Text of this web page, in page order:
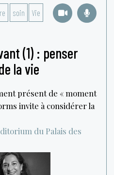
soin Vie
(1) : penser
la vie
présent de « moment
invite à considérer la
du Palais des